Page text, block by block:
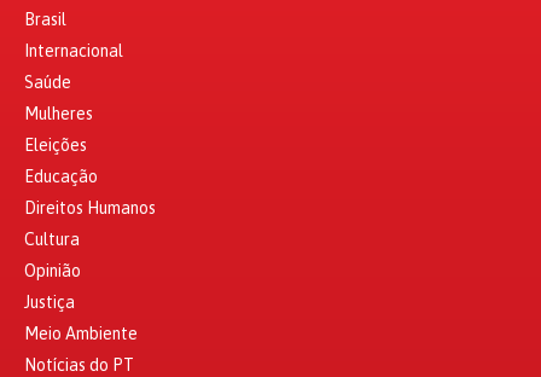
Brasil
Internacional
Saúde
Mulheres
Eleições
Educação
Direitos Humanos
Cultura
Opinião
Justiça
Meio Ambiente
Notícias do PT